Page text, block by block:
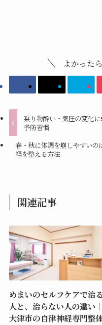
よかった
乗り物酔い・気圧の変化
予防習慣
春・秋に体調を崩しやすい
経を整える方法
関連記事
めまいのセルフケアで治る
人と、治らない人の違い｜
大津市の自律神経専門整